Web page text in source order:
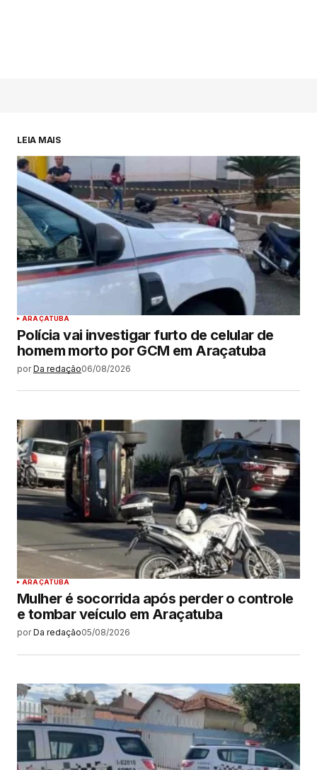
LEIA MAIS
ARAÇATUBA
Polícia vai investigar furto de celular de
homem morto por GCM em Araçatuba
por Da redação06/08/2026
ARAÇATUBA
Mulher é socorrida após perder o controle
e tombar veículo em Araçatuba
por Da redação05/08/2026